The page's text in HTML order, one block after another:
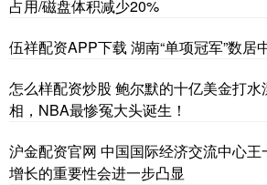
占用/磁盘体积减少20%
伍祥配资APP下载 湖南“单项冠军”数居
怎么样配资炒股 鲍尔默的十亿美金打
相，NBA最惨冤大头诞生！
沪金配资官网 中国国际经济交流中心
增长的重要性会进一步凸显